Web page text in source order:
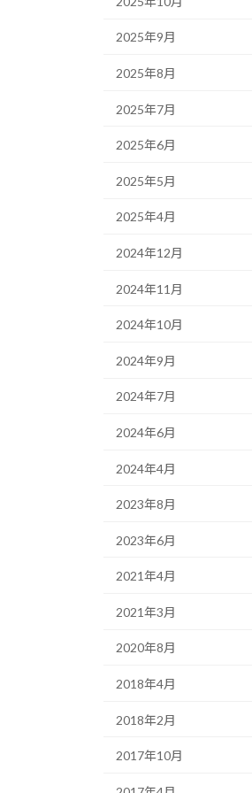
2025年9月
2025年8月
2025年7月
2025年6月
2025年5月
2025年4月
2024年12月
2024年11月
2024年10月
2024年9月
2024年7月
2024年6月
2024年4月
2023年8月
2023年6月
2021年4月
2021年3月
2020年8月
2018年4月
2018年2月
2017年10月